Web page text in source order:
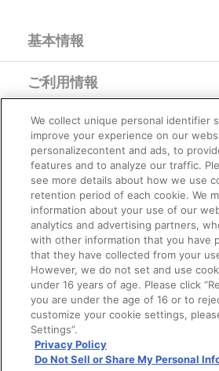
※「『鎧伝サムライトルーパー』POP
STORE 事後通販」の商品以外との買い合
済」、「Pay-easy（ペイジー）」、「
なります。
※メール受信設定を行っているお客様
[@bnfw.co.jp]のドメイン指定受信の設定
(受信許可の設定を行わないとメール
ダ」に入る場合や届かない場合がござい
※決済方法「カード決済」を選択時は
降に決済処理を実施いたします。
ただし、早期に商品の準備数に達し
前に決済をさせていただく場合がござい
ださい。
※決済方法「コンビニ決済」、「Pay-
択時は、メールにてご案内させていただ
購入・決済手続きが行われなかった
として手続きを致します。
いかなる理由でも、決済期間の延長
なお、ご注文日翌日以降は、以下の
ます。
基本情報
利用規約 特定商取引法に基づく表示
プライバシーオプション 会社概要
ご利用情報
ご利用ガイド サイトマップ 推
Do Not Sell or Share My Personal Information
会員メニュー
ログイン 会員規約 新規会員登録
その他のご案内
バンダイナムコフィルムワークス
© Bandai Namco Filmworks Inc. All
We collect unique personal identifier
improve your experience on our
personalizecontent and ads, to
features and to analyze our traffic.
see more details about how we use
retention period of each cookie. We
information about your use of our
analytics and advertising partners,
with other information that you have
that they have collected from your
However, we do not set and use
under 16 years of age. Please click
you are under the age of 16 or to
customize your cookie settings,
Settings”.
Privacy Policy
Do Not Sell or Share My Personal